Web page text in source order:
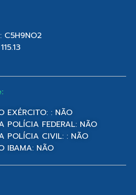
C5H9NO2
EXÉRCITO: : NÃO
POLÍCIA FEDERAL: NÃO
POLÍCIA CIVIL: : NÃO
IBAMA: NÃO